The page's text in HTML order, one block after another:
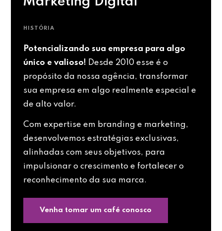
HISTÓRIA
Potencializando sua empresa para algo
único e valioso! Desde 2010 esse é o
propósito da nossa agência, transformar
sua empresa em algo realmente especial e
de alto valor.
Com expertise em branding e marketing,
desenvolvemos estratégias exclusivas,
alinhadas com seus objetivos, para
impulsionar o crescimento e fortalecer o
reconhecimento da sua marca.
Venha tomar um café conosco